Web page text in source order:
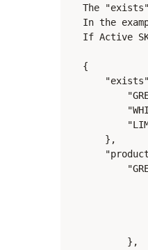
The
In the
If Active
    {
        },
            },